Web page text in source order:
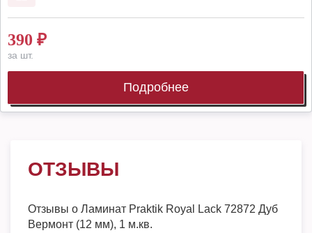
390 ₽
за шт.
Подробнее
ОТЗЫВЫ
Отзывы о Ламинат Praktik Royal Lack 72872 Дуб
Вермонт (12 мм), 1 м.кв.